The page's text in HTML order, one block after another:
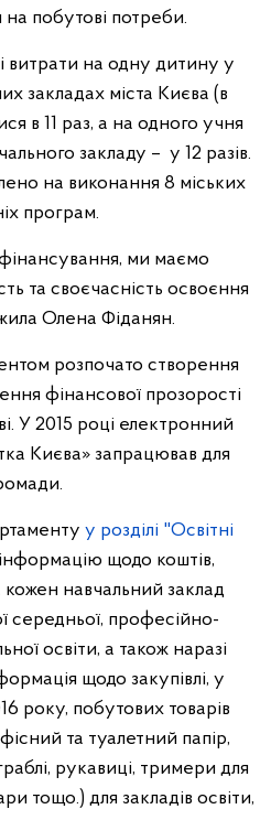
побутові потреби.
витрати на одну дитину у
закладах міста Києва (в
в 11 раз, а на одного учня
закладу – у 12 разів.
на виконання 8 міських
програм.
ми маємо
та своєчасність освоєння
Олена Фіданян.
розпочато створення
фінансової прозорості
У 2015 році електронний
Києва» запрацював для
у розділі "Освітні
щодо коштів,
кожен навчальний заклад
середньої, професійно-
освіти, а також наразі
щодо закупівлі, у
року, побутових товарів
та туалетний папір,
рукавиці, тримери для
тощо.) для закладів освіти,